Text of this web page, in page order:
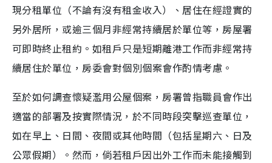
現分租單位（不論有沒有租金收入）、居住在經證實的
另外居所，或逾三個月非經常持續居於單位等，房屋署
可即時終止租約。如租戶只是短期離港工作而非經常持
續居住於單位，房委會對個別個案會作酌情考慮。
至於如何調查懷疑濫用公屋個案，房署曾指職員會作出
適當的部署及按實際情況，於不同時段突擊巡查單位，
如在早上、日間、夜間或其他時間（包括星期六、日及
公眾假期）。然而，倘若租戶因出外工作而未能接觸到